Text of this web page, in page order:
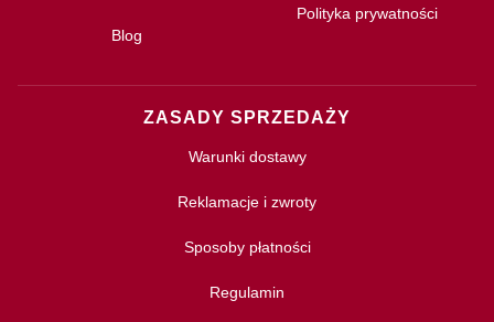
Blog
Polityka prywatności
ZASADY SPRZEDAŻY
Warunki dostawy
Reklamacje i zwroty
Sposoby płatności
Regulamin